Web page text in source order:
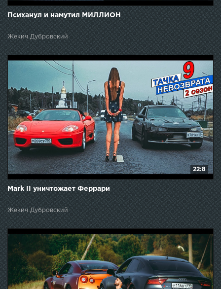
Психанул и намутил МИЛЛИОН
Жекич Дубровский
22:8
Mark II уничтожает Феррари
Жекич Дубровский